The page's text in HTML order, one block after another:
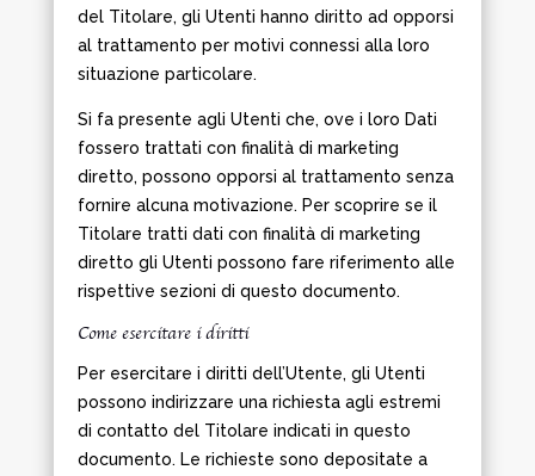
del Titolare, gli Utenti hanno diritto ad opporsi
al trattamento per motivi connessi alla loro
situazione particolare.
Si fa presente agli Utenti che, ove i loro Dati
fossero trattati con finalità di marketing
diretto, possono opporsi al trattamento senza
fornire alcuna motivazione. Per scoprire se il
Titolare tratti dati con finalità di marketing
diretto gli Utenti possono fare riferimento alle
rispettive sezioni di questo documento.
Come esercitare i diritti
Per esercitare i diritti dell’Utente, gli Utenti
possono indirizzare una richiesta agli estremi
di contatto del Titolare indicati in questo
documento. Le richieste sono depositate a